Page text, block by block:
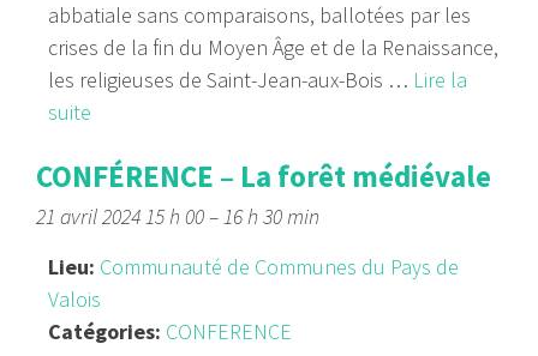
abbatiale sans comparaisons, ballotées par les
crises de la fin du Moyen Âge et de la Renaissance,
les religieuses de Saint-Jean-aux-Bois … Lire la
suite
CONFÉRENCE – La forêt médiévale
21 avril 2024 15 h 00–16 h 30 min
Lieu: Communauté de Communes du Pays de
Valois
Catégories: CONFERENCE